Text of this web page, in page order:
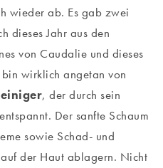
wieder ab. Es gab zwei
dieses Jahr aus den
von Caudalie und dieses
bin wirklich angetan von
, der durch sein
Der sanfte Schaum
sowie Schad- und
der Haut ablagern. Nicht